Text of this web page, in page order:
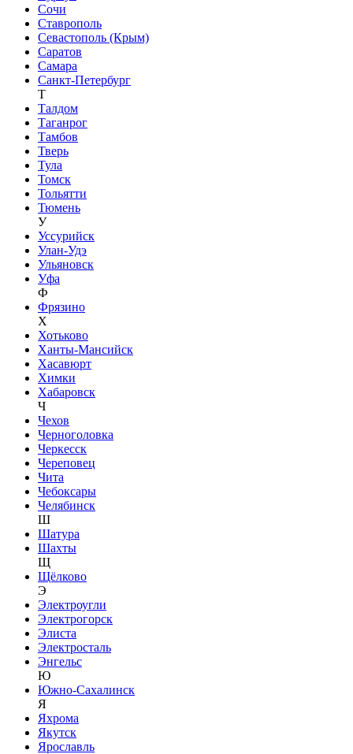
Сочи
Ставрополь
Севастополь (Крым)
Саратов
Самара
Санкт-Петербург
Т
Талдом
Таганрог
Тамбов
Тверь
Тула
Томск
Тольятти
Тюмень
У
Уссурийск
Улан-Удэ
Ульяновск
Уфа
Ф
Фрязино
Х
Хотьково
Ханты-Мансийск
Хасавюрт
Химки
Хабаровск
Ч
Чехов
Черноголовка
Черкесск
Череповец
Чита
Чебоксары
Челябинск
Ш
Шатура
Шахты
Щ
Щёлково
Э
Электроугли
Электрогорск
Элиста
Электросталь
Энгельс
Ю
Южно-Сахалинск
Я
Яхрома
Якутск
Ярославль